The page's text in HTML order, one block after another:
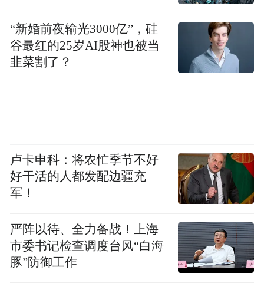
“新婚前夜输光3000亿”，硅
谷最红的25岁AI股神也被当
韭菜割了？
卢卡申科：将农忙季节不好
好干活的人都发配边疆充
军！
严阵以待、全力备战！上海
市委书记检查调度台风“白海
豚”防御工作